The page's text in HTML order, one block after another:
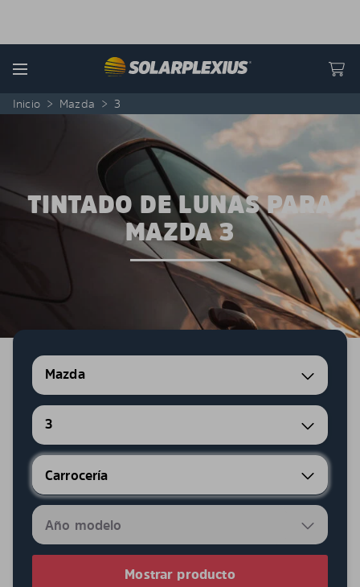
Menu
Inicio > Mazda > 3
TINTADO DE LUNAS PARA
MAZDA 3
Mazda
3
Mostrar producto